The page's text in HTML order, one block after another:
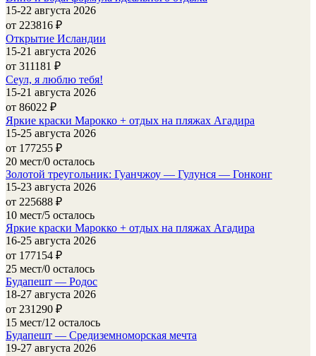
15-22 августа 2026
от 223816 ₽
Открытие Исландии
15-21 августа 2026
от 311181 ₽
Сеул, я люблю тебя!
15-21 августа 2026
от 86022 ₽
Яркие краски Марокко + отдых на пляжах Агадира
15-25 августа 2026
от 177255 ₽
20 мест/0 осталось
Золотой треугольник: Гуанчжоу — Гулунся — Гонконг
15-23 августа 2026
от 225688 ₽
10 мест/5 осталось
Яркие краски Марокко + отдых на пляжах Агадира
16-25 августа 2026
от 177154 ₽
25 мест/0 осталось
Будапешт — Родос
18-27 августа 2026
от 231290 ₽
15 мест/12 осталось
Будапешт — Средиземноморская мечта
19-27 августа 2026